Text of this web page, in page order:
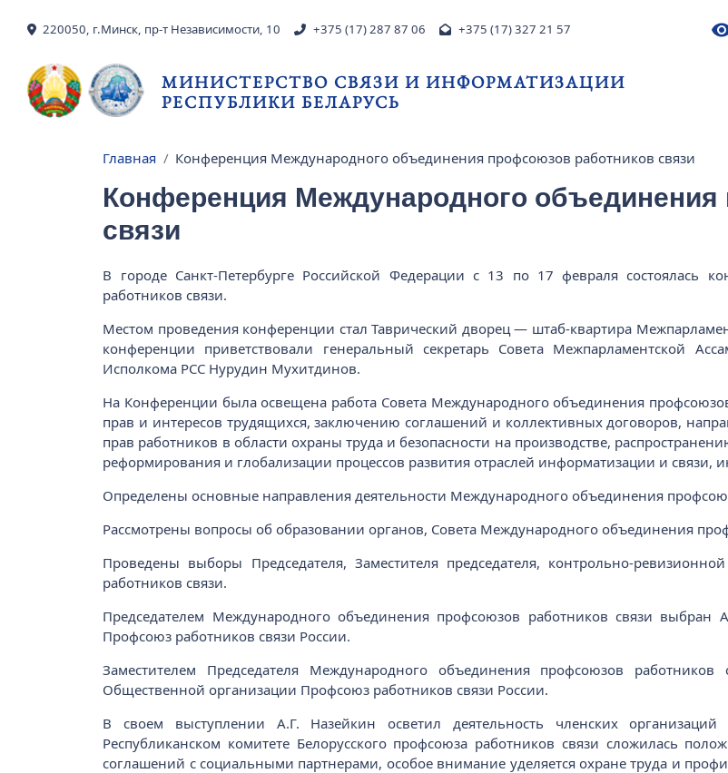
220050, г.Минск, пр-т Независимости, 10 +375 (17) 287 87 06 +375 (17) 327 21 57
МИНИСТЕРСТВО СВЯЗИ И ИНФОРМАТИЗАЦИИ
РЕСПУБЛИКИ БЕЛАРУСЬ
Строка навигации
Главная Конференция Международного объединения профсоюзов работников связи
Конференция Международного
связи
В городе Санкт-Петербурге Российской Федерации с 13 по 17 февраля состоялась
работников связи.
Местом проведения конференции стал Таврический дворец — штаб-квартира
конференции приветствовали генеральный секретарь Совета Межпарламентской
Исполкома РСС Нурудин Мухитдинов.
На Конференции была освещена работа Совета Международного объединения
прав и интересов трудящихся, заключению соглашений и коллективных договоров,
прав работников в области охраны труда и безопасности на производстве,
реформирования и глобализации процессов развития отраслей информатизации и связи,
Определены основные направления деятельности Международного объединения
Рассмотрены вопросы об образовании органов, Совета Международного объединения
Проведены выборы Председателя, Заместителя председателя, контрольно-
работников связи.
Председателем Международного объединения профсоюзов работников связи выбран
Профсоюз работников связи России.
Заместителем Председателя Международного объединения профсоюзов работников
Общественной организации Профсоюз работников связи России.
В своем выступлении А.Г. Назейкин осветил деятельность членских
Республиканском комитете Белорусского профсоюза работников связи сложилась
соглашений с социальными партнерами, особое внимание уделяется охране труда и